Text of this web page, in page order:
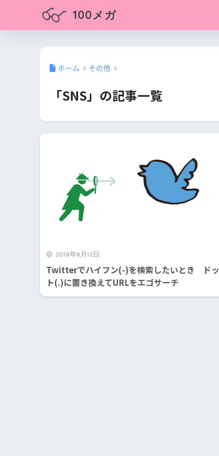
100メガ
ホーム その他
「SNS」の記事一覧
2018年8月12日
Twitterでハイフン(-)を検索したいとき ドッ
ト(.)に置き換えてURLをエゴサーチ